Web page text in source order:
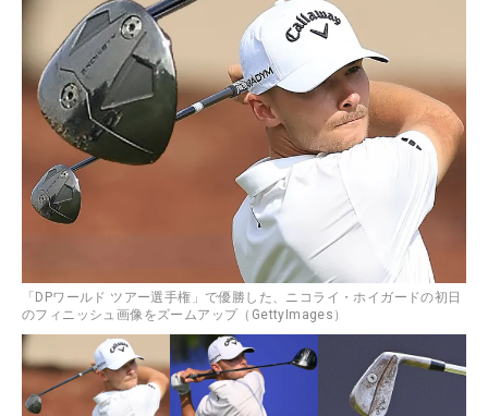
「DPワールド ツアー選手権」で優勝した、ニコライ・ホイガードの初日
のフィニッシュ画像をズームアップ（GettyImages）